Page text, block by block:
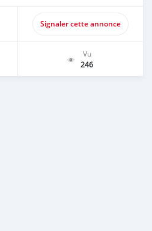
Signaler cette annonce
Vu
246